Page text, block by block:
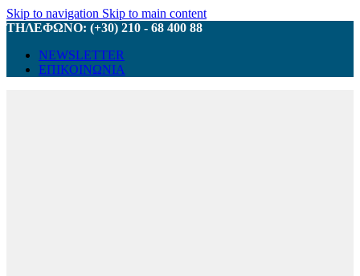
Skip to navigation Skip to main content
ΤΗΛΕΦΩΝΟ: (+30) 210 - 68 400 88
NEWSLETTER
ΕΠΙΚΟΙΝΩΝΙΑ